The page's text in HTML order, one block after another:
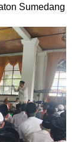
Sumedang